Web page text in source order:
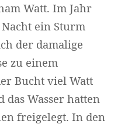
Watt. Im Jahr
ein Sturm
der damalige
zu einem
Bucht viel Watt
das Wasser hatten
freigelegt. In den